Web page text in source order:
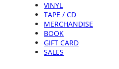
VINYL
TAPE / CD
MERCHANDISE
BOOK
GIFT CARD
SALES